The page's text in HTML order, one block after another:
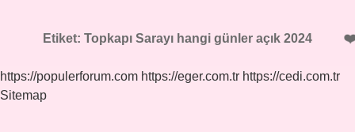
Etiket: Topkapı Sarayı hangi günler açık 2024
https://populerforum.com https://eger.com.tr https://cedi.com.tr
Sitemap